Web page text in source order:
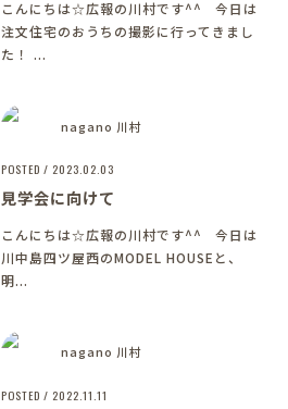
こんにちは☆広報の川村です^^ 今日は
注文住宅のおうちの撮影に行ってきまし
た！ ...
nagano 川村
POSTED / 2023.02.03
見学会に向けて
こんにちは☆広報の川村です^^ 今日は
川中島四ツ屋西のMODEL HOUSEと、
明...
nagano 川村
POSTED / 2022.11.11